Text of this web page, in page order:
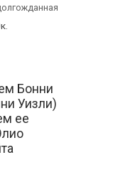
Бонни
Уизли)
ее